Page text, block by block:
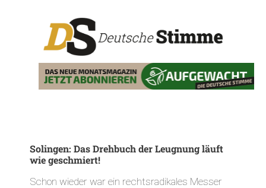
Solingen: Das Drehbuch der Leugnung läuft
wie geschmiert!
Schon wieder war ein rechtsradikales Messer